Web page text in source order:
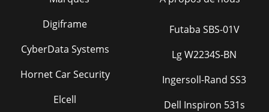
Digiframe
CyberData Systems
Hornet Car Security
Elcell
Futaba SBS-01V
Lg W2234S-BN
Ingersoll-Rand SS3
Dell Inspiron 531s